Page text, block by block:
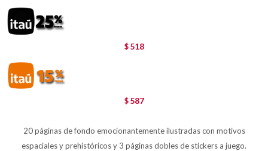
$ 518
$ 587
20 páginas de fondo emocionantemente ilustradas con motivos
espaciales y prehistóricos y 3 páginas dobles de stickers a juego.